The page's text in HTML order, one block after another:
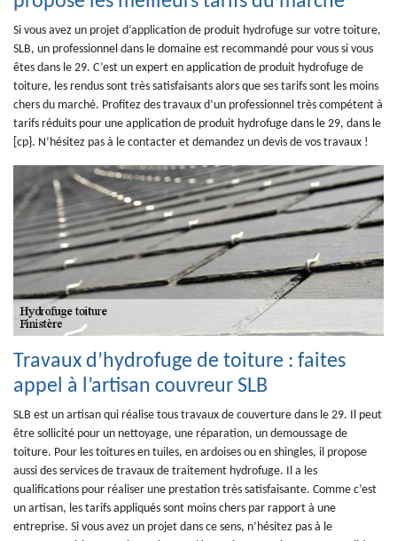
Si vous avez un projet d’application de produit hydrofuge sur votre toiture,
SLB, un professionnel dans le domaine est recommandé pour vous si vous
êtes dans le 29. C’est un expert en application de produit hydrofuge de
toiture, les rendus sont très satisfaisants alors que ses tarifs sont les moins
chers du marché. Profitez des travaux d’un professionnel très compétent à
tarifs réduits pour une application de produit hydrofuge dans le 29, dans le
[cp}. N’hésitez pas à le contacter et demandez un devis de vos travaux !
Travaux d’hydrofuge de toiture : faites
appel à l’artisan couvreur SLB
SLB est un artisan qui réalise tous travaux de couverture dans le 29. Il peut
être sollicité pour un nettoyage, une réparation, un demoussage de
toiture. Pour les toitures en tuiles, en ardoises ou en shingles, il propose
aussi des services de travaux de traitement hydrofuge. Il a les
qualifications pour réaliser une prestation très satisfaisante. Comme c’est
un artisan, les tarifs appliqués sont moins chers par rapport à une
entreprise. Si vous avez un projet dans ce sens, n’hésitez pas à le